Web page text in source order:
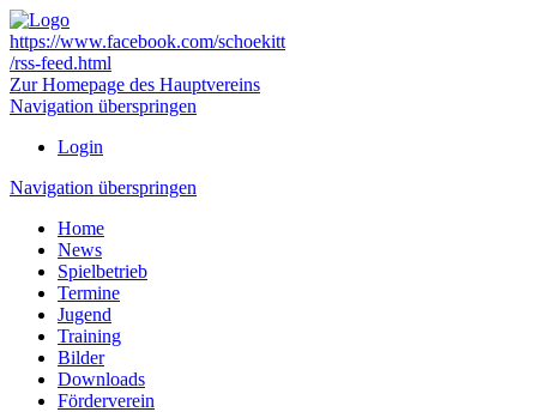
https://www.facebook.com/schoekitt
/rss-feed.html
Zur Homepage des Hauptvereins
Navigation überspringen
Login
Navigation überspringen
Home
News
Spielbetrieb
Termine
Jugend
Training
Bilder
Downloads
Förderverein